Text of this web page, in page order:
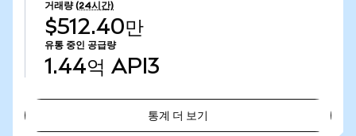
거래량 (24시간)
$512.40만
유통 중인 공급량
1.44억 API3
통계 더 보기